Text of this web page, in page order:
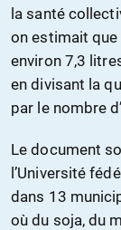
la santé
on estimait
environ 7,3
en divisant la
par le nombre
Le document
l’Université
dans 13
où du soja, du